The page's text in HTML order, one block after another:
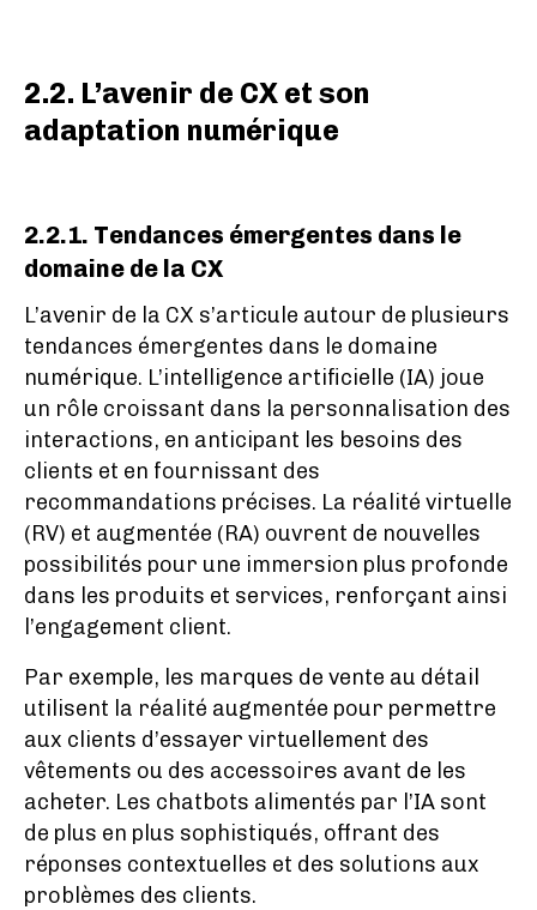
2.2. L’avenir de CX et son
adaptation numérique
2.2.1. Tendances émergentes dans le
domaine de la CX
L’avenir de la CX s’articule autour de plusieurs
tendances émergentes dans le domaine
numérique. L’intelligence artificielle (IA) joue
un rôle croissant dans la personnalisation des
interactions, en anticipant les besoins des
clients et en fournissant des
recommandations précises. La réalité virtuelle
(RV) et augmentée (RA) ouvrent de nouvelles
possibilités pour une immersion plus profonde
dans les produits et services, renforçant ainsi
l’engagement client.
Par exemple, les marques de vente au détail
utilisent la réalité augmentée pour permettre
aux clients d’essayer virtuellement des
vêtements ou des accessoires avant de les
acheter. Les chatbots alimentés par l’IA sont
de plus en plus sophistiqués, offrant des
réponses contextuelles et des solutions aux
problèmes des clients.